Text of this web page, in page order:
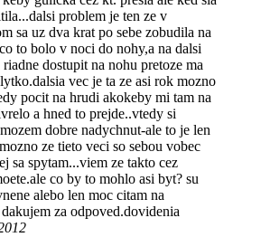
problem je ten ze v
sa uz dva krat po sebe zobudila na
to bolo v noci do nohy,a na dalsi
dostupit na nohu pretoze ma
vec je ta ze asi rok mozno
pocit na hrudi akokeby mi tam na
a hned to prejde..vtedy si
dobre nadychnut-ale to je len
ze tieto veci so sebou vobec
sa spytam...viem ze takto cez
co by to mohlo asi byt? su
alebo len moc citam na
za odpoved.dovidenia